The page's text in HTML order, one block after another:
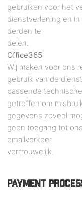
gebruiken voor het
dienstverlening en
derden te
delen.
Office365
Wij maken voor ons
gebruik van de
passende
getroffen om
gegevens zoveel
geen toegang tot
emailverkeer
vertrouwelijk.
PAYMENT